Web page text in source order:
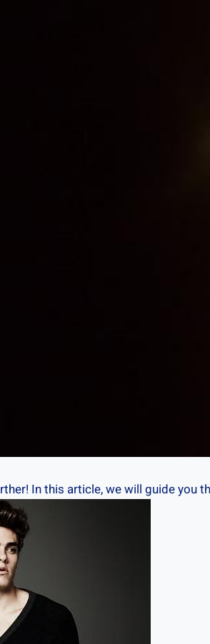
In this article, we will guide you